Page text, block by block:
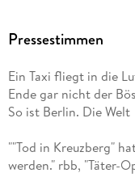
Pressestimmen
Ein Taxi fliegt in die
Ende gar nicht der
So ist Berlin. Die Welt
""Tod in Kreuzberg"
werden." rbb, "Täter-